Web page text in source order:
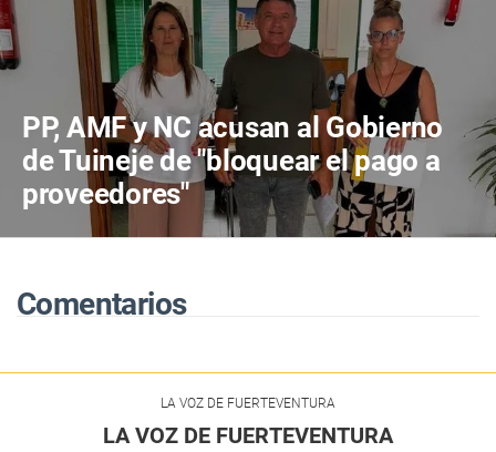
PP, AMF y NC acusan al Gobierno
de Tuineje de "bloquear el pago a
proveedores"
Comentarios
LA VOZ DE FUERTEVENTURA
LA VOZ DE FUERTEVENTURA